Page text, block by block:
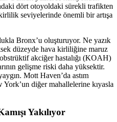
dört otoyoldaki sürekli trafikten
seviyelerinde önemli bir artışa
Bronx’u oluşturuyor. Ne yazık
düzeyde hava kirliliğine maruz
akciğer hastalığı (KOAH)
gelişme riski daha yüksektir.
Mott Haven’da astım
York’un diğer mahallelerine kıyasla
Yakılıyor